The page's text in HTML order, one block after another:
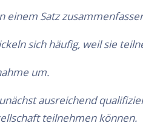
einem Satz
sich häufig, weil sie
um.
ausreichend
teilnehmen können.